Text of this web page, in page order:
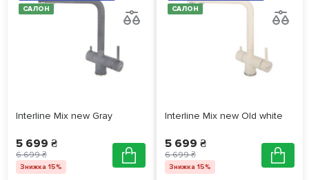
САЛОН
Interline Mix new Gray
5 699 ₴
6 699 ₴
Знижка 15%
САЛОН
Interline Mix new Old white
5 699 ₴
6 699 ₴
Знижка 15%